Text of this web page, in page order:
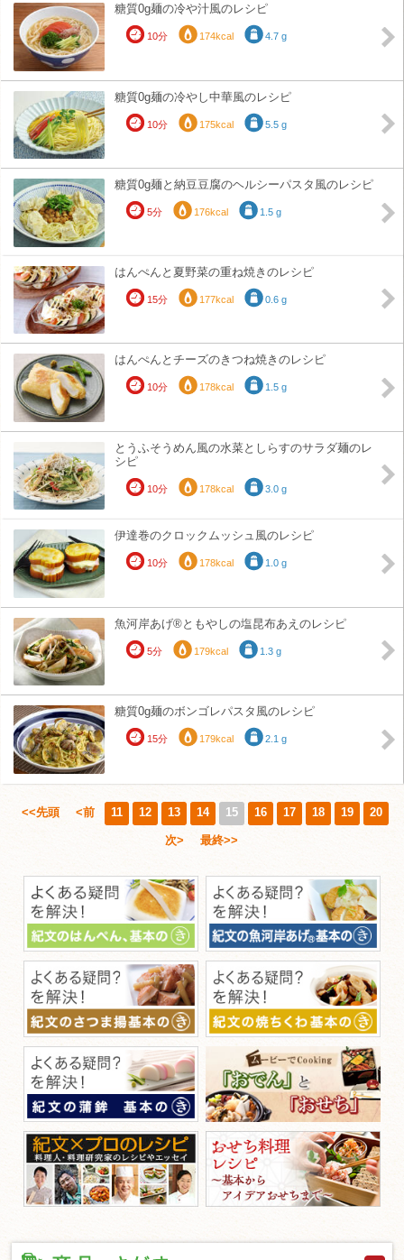
糖質0g麺の冷や汁風のレシピ
10分 174kcal 4.7 g
糖質0g麺の冷やし中華風のレシピ
10分 175kcal 5.5 g
糖質0g麺と納豆豆腐のヘルシーパスタ風のレシピ
5分 176kcal 1.5 g
はんぺんと夏野菜の重ね焼きのレシピ
15分 177kcal 0.6 g
はんぺんとチーズのきつね焼きのレシピ
10分 178kcal 1.5 g
とうふそうめん風の水菜としらすのサラダ麺のレ
シピ
10分 178kcal 3.0 g
伊達巻のクロックムッシュ風のレシピ
10分 178kcal 1.0 g
魚河岸あげ®ともやしの塩昆布あえのレシピ
5分 179kcal 1.3 g
糖質0g麺のボンゴレパスタ風のレシピ
15分 179kcal 2.1 g
<<先頭 <前 11 12 13 14 15 16 17 18 19 20
次> 最終>>